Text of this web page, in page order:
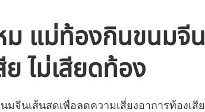
ม แม่ท้องกินขนมจีน
ไม่เสียดท้อง
จีนเส้นสดเพื่อลดความเสี่ยงอาการท้องเสีย